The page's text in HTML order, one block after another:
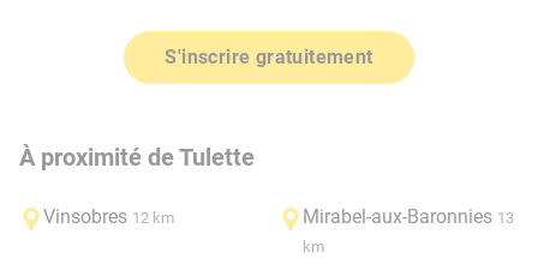
S'inscrire gratuitement
À proximité de Tulette
Vinsobres 12 km Mirabel-aux-Baronnies 13
km